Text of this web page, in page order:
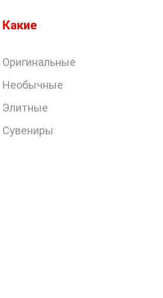
Какие
Оригинальные
Необычные
Элитные
Сувениры